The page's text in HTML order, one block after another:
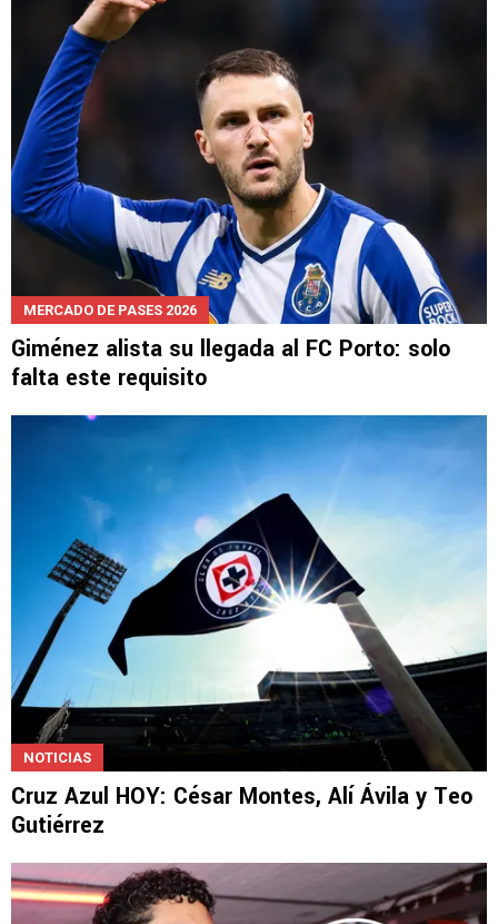
MERCADO DE PASES 2026
Giménez alista su llegada al FC Porto: solo
falta este requisito
NOTICIAS
Cruz Azul HOY: César Montes, Alí Ávila y Teo
Gutiérrez